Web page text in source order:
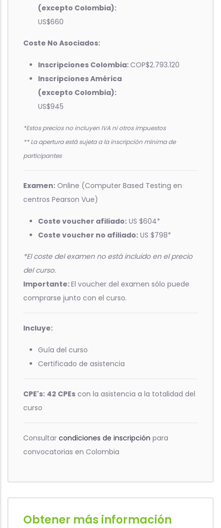
(excepto Colombia):
US$660
Coste No Asociados:
Inscripciones Colombia: COP$2.793.120
Inscripciones América
(excepto Colombia):
US$945
*Estos precios no incluyen IVA ni otros impuestos
** La apertura está sujeta a la inscripción mínima de
participantes
Examen: Online (Computer Based Testing en
centros Pearson Vue)
Coste voucher afiliado: US $604*
Coste voucher no afiliado: US $798*
*El coste del examen no está incluido en el precio
del curso.
Importante:El voucher del examen sólo puede
comprarse junto con el curso.
Incluye:
Guía del curso
Certificado de asistencia
CPE's: 42 CPEs con la asistencia a la totalidad del
curso
Consultar condiciones de inscripción para
convocatorias en Colombia
Obtener más información